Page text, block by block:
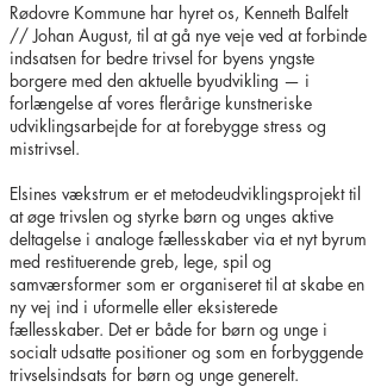
Rødovre Kommune har hyret os, Kenneth Balfelt
// Johan August, til at gå nye veje ved at forbinde
indsatsen for bedre trivsel for byens yngste
borgere med den aktuelle byudvikling — i
forlængelse af vores flerårige kunstneriske
udviklingsarbejde for at forebygge stress og
mistrivsel.
Elsines vækstrum er et metodeudviklingsprojekt til
at øge trivslen og styrke børn og unges aktive
deltagelse i analoge fællesskaber via et nyt byrum
med restituerende greb, lege, spil og
samværsformer som er organiseret til at skabe en
ny vej ind i uformelle eller eksisterede
fællesskaber. Det er både for børn og unge i
socialt udsatte positioner og som en forbyggende
trivselsindsats for børn og unge generelt.